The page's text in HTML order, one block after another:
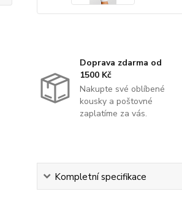
Doprava zdarma od
1500 Kč
Nakupte své oblíbené
kousky a poštovné
zaplatíme za vás.
Kompletní specifikace